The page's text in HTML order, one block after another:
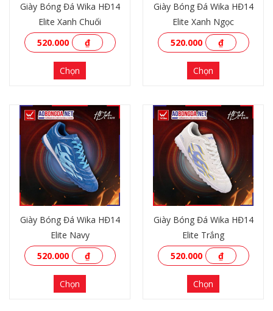
XEM THÊM
Giày Bóng Đá Wika HĐ14
Elite Xanh Chuối
520.000
₫
Chọn
XEM THÊM
Giày Bóng Đá Wika HĐ14
Elite Xanh Ngọc
520.000
₫
Chọn
Giày Bóng Đá Wika HĐ14
Elite Navy
520.000
₫
Chọn
Giày Bóng Đá Wika HĐ14
Elite Trắng
520.000
₫
Chọn